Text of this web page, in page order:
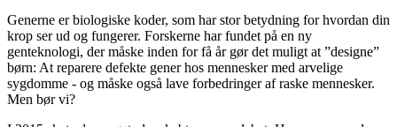
Generne er biologiske koder, som har stor betydning for hvordan din
krop ser ud og fungerer. Forskerne har fundet på en ny
genteknologi, der måske inden for få år gør det muligt at ”designe”
børn: At reparere defekte gener hos mennesker med arvelige
sygdomme - og måske også lave forbedringer af raske mennesker.
Men bør vi?